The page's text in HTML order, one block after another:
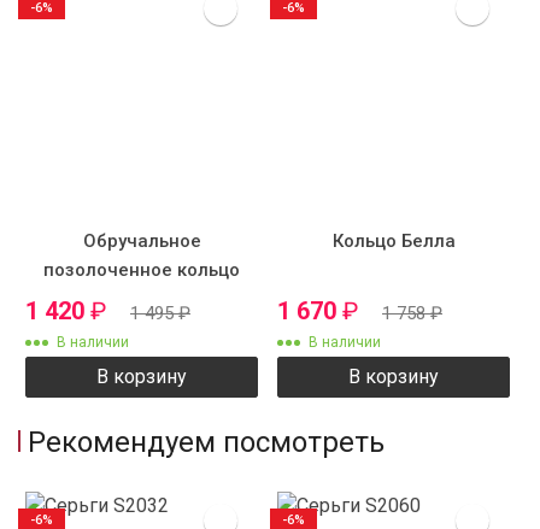
Обручальное
позолоченное кольцо
1 420 ₽ 1 495₽
В наличии
В корзину
-6%
Кольцо Белла
1 670 ₽ 1 758₽
В наличии
В корзину
-6%
Рекомендуем посмотреть
-6% -6%